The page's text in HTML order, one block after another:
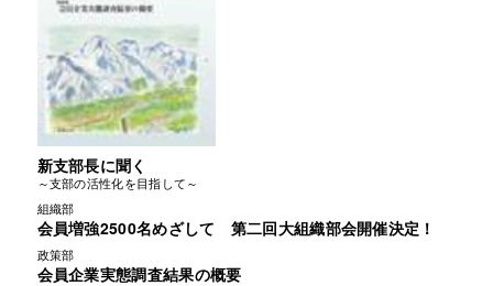
新支部長に聞く
～支部の活性化を目指して～
組織部
会員増強2500名めざして 第二回大組織部会開催決定！
政策部
会員企業実態調査結果の概要